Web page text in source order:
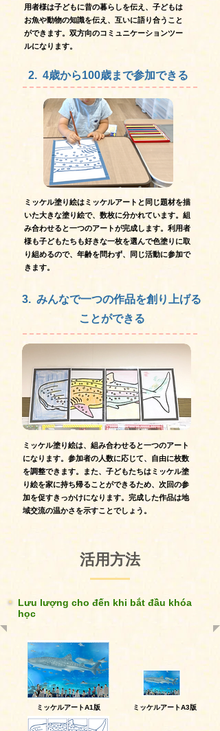
用者様は子どもに昔の暮らしを伝え、子どもは
お魚や動物の知識を伝え、互いに語り合うこと
ができます。双方向のコミュニケーションツー
ルになります。
2. 4歳から100歳まで参加できる
ミッケル塗り絵はミッケルアートと同じ題材を描
いた大きな塗り絵で、数枚に分かれています。組
み合わせると一つのアートが完成します。利用者
様も子どもたちも好きな一枚を選んで色塗りに取
り組めるので、年齢を問わず、同じ活動に参加で
きます。
3. みんなで一つの作品を創り上げる
ことができる
ミッケル塗り絵は、組み合わせると一つのアート
になります。参加者の人数に応じて、自由に枚数
を調整できます。また、子どもたちはミッケル塗
り絵を家に持ち帰ることができるため、次回の参
加を促すきっかけになります。完成した作品は地
域交流の温かさを示すことでしょう。
活用方法
Lưu lượng cho đến khi bắt đầu khóa
học
ミッケルアートA1版 ミッケルアートA3版